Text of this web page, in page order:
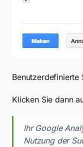
Benutzerdefinierte
Klicken Sie dann
Ihr Google
Nutzung der